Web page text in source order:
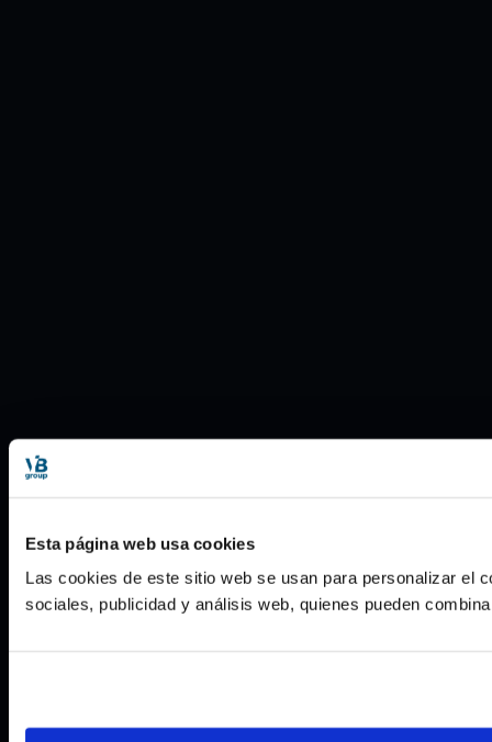
Esta página web usa cookies
Las cookies de este sitio web se usan para personalizar el
sociales, publicidad y análisis web, quienes pueden